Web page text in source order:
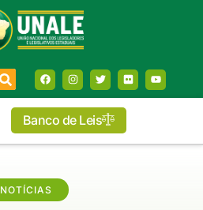
Banco de Leis
NOTÍCIAS